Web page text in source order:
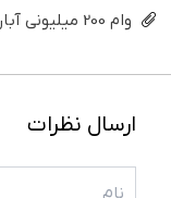
وام 200 میلیونی آبان تتر. همین الان احراز هویت کن!
ارسال نظرات